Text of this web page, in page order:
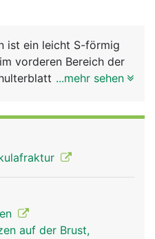
ist ein leicht S-förmig
vorderen Bereich der
mit dem
Beide haben eine
und
...mehr sehen
auf der Brust,